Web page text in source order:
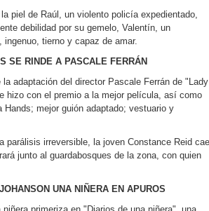
piel de Raúl, un violento policía expedientado,
debilidad por su gemelo, Valentín, un
tierno y capaz de amar.
SE RINDE A PASCALE FERRÁN
adaptación del director Pascale Ferrán de "Lady
hizo con el premio a la mejor película, así como
Hands; mejor guión adaptado; vestuario y
parálisis irreversible, la joven Constance Reid cae
junto al guardabosques de la zona, con quien
UNA NIÑERA EN APUROS